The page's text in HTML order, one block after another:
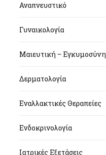
Αναπνευστικό
Γυναικολογία
Μαιευτική – Εγκυμοσύνη
Δερματολογία
Εναλλακτικές Θεραπείες
Ενδοκρινολογία
Ιατρικές Εξετάσεις